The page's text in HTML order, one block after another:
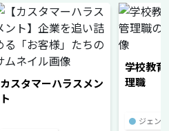
カスタマーハラスメン
ト
学校教
理職
● ジェン